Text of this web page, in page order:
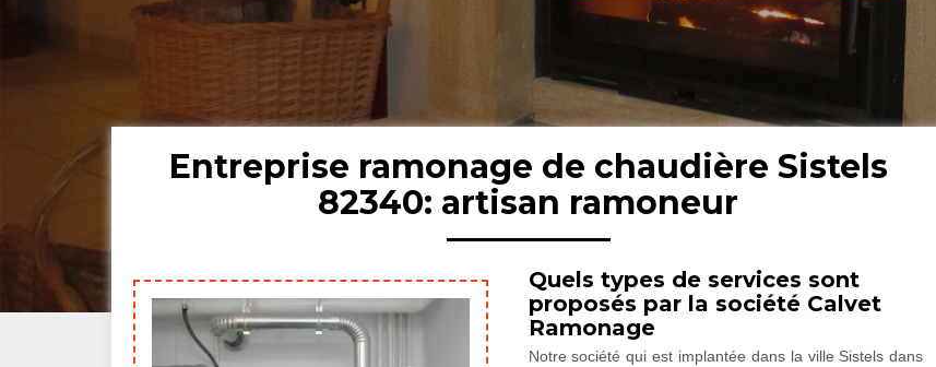
Entreprise ramonage de chaudière Sistels
82340: artisan ramoneur
Quels types de services sont
proposés par la société Calvet
Ramonage
Notre société qui est implantée dans la ville Sistels dans